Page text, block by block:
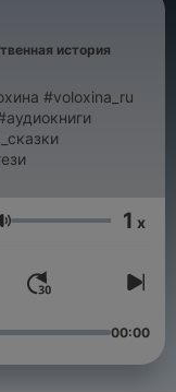
история
#voloxina_ru
Volume 1 x
00:00